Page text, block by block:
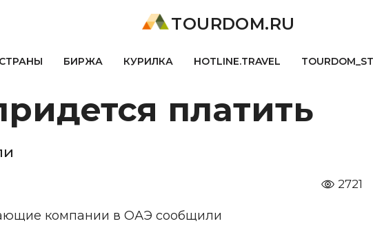
TOURDOM.RU
СТРАНЫ БИРЖА КУРИЛКА HOTLINE.TRAVEL
платить
2721
компании в ОАЭ сообщили